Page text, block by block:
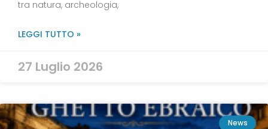
tra natura, archeologia,
LEGGI TUTTO »
27 Luglio 2026
News